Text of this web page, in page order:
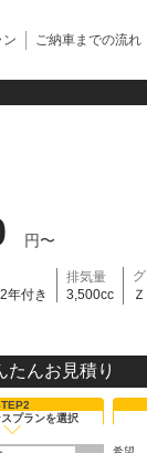
ン ご納車までの流れ
円〜
年付き
排気量
3,500cc
たんお見積り
プランを選択